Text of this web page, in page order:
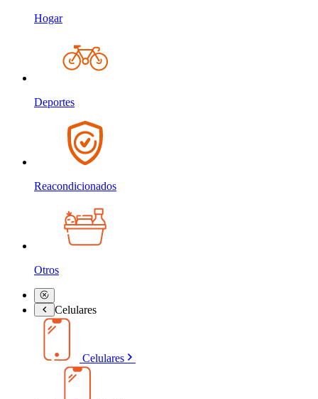
Hogar
Deportes
Reacondicionados
Otros
Celulares
Celulares